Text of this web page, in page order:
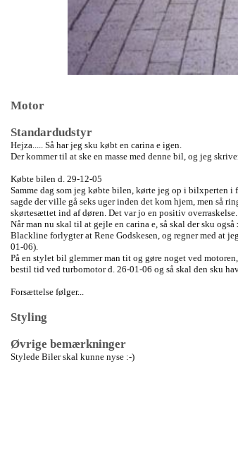
Motor
Standardudstyr
Hejza..... Så har jeg sku købt en carina e igen.
Der kommer til at ske en masse med denne bil, og jeg
Købte bilen d. 29-12-05
Samme dag som jeg købte bilen, kørte jeg op i bilxperten
sagde der ville gå seks uger inden det kom hjem, men så
skørtesættet ind af døren. Det var jo en positiv overraskelse.
Når man nu skal til at gejle en carina e, så skal der sku
Blackline forlygter at Rene Godskesen, og regner med at
01-06).
På en stylet bil glemmer man tit og gøre noget ved
bestil tid ved turbomotor d. 26-01-06 og så skal den sku
Forsættelse følger...
Styling
Øvrige bemærkninger
Stylede Biler skal kunne nyse :-)